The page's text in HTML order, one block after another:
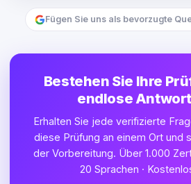
Fügen Sie uns als bevorzugte
Bestehen Sie Ihre
endlose
Erhalten Sie jede verifizierte
diese Prüfung an einem Ort und
der Vorbereitung. Über 1.000
20 Sprachen ·